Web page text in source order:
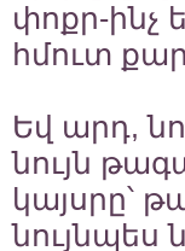
փոքր-ինչ
հմուտ
Եվ արդ,
նույն
կայսրը՝
նույնպես